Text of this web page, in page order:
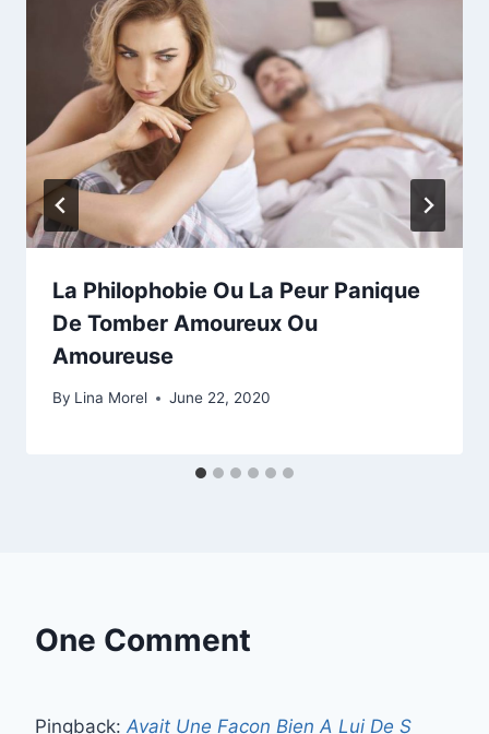
La Philophobie Ou La Peur Panique
De Tomber Amoureux Ou
Amoureuse
By Lina Morel June 22, 2020
One Comment
Pingback:Avait Une Facon Bien A Lui De S